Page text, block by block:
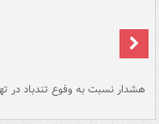
هشدار نسبت به وفوع تندباد در